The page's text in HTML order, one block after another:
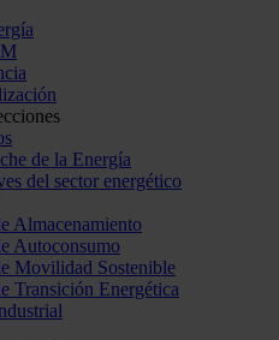
de la Energía
del sector energético
Almacenamiento
Autoconsumo
Movilidad Sostenible
Transición Energética